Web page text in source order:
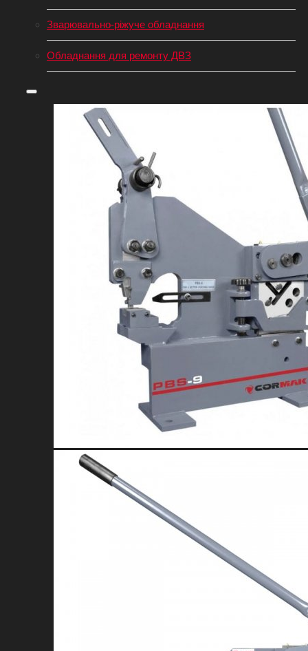
Зварювально-ріжуче обладнання
Обладнання для ремонту ДВЗ